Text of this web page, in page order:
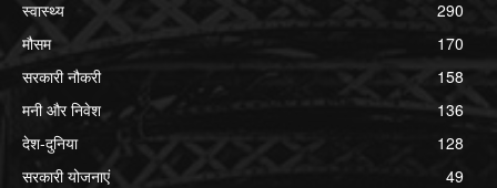
स्वास्थ्य
290
मौसम
170
सरकारी नौकरी
158
मनी और निवेश
136
देश-दुनिया
128
सरकारी योजनाएं
49